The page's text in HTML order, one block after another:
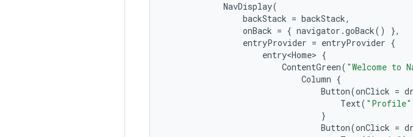
NavDisplay(
backStack = backStack,
onBack = { navigator .goBack()
},
entryProvider = entryProvider {
entry<Home> {
ContentGreen( "Welcome to
Column {
Button(onClick =
Text( "Profile"
}
Button(onClick =